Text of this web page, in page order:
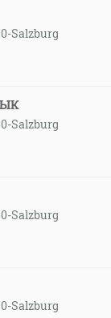
Salzburg
Salzburg
Salzburg
Salzburg